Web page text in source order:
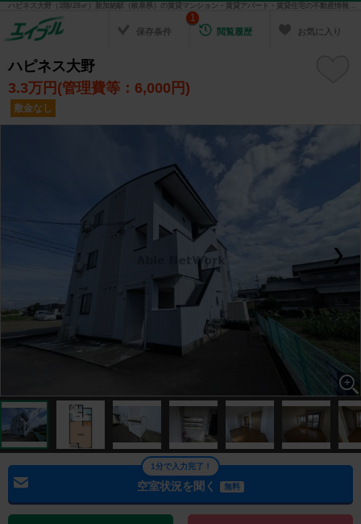
ハピネス大野（3階/28㎡）新加納駅（岐阜県）の賃貸マンション・賃貸アパート・賃貸住宅の不動産情報を検索！ 不動産賃貸の物件探しは、お部屋探しのエイブル
保存条件 閲覧履歴
1
お気に入り
ハピネス大野
3.3万円(管理費等：6,000円)
敷金なし
空室状況を聞く 無料
1分で入力完了！